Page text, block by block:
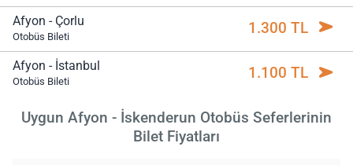
Afyon - Çorlu
Otobüs Bileti 1.300 TL
Afyon - İstanbul
Otobüs Bileti 1.100 TL
Uygun Afyon - İskenderun Otobüs Seferlerinin
Bilet Fiyatları